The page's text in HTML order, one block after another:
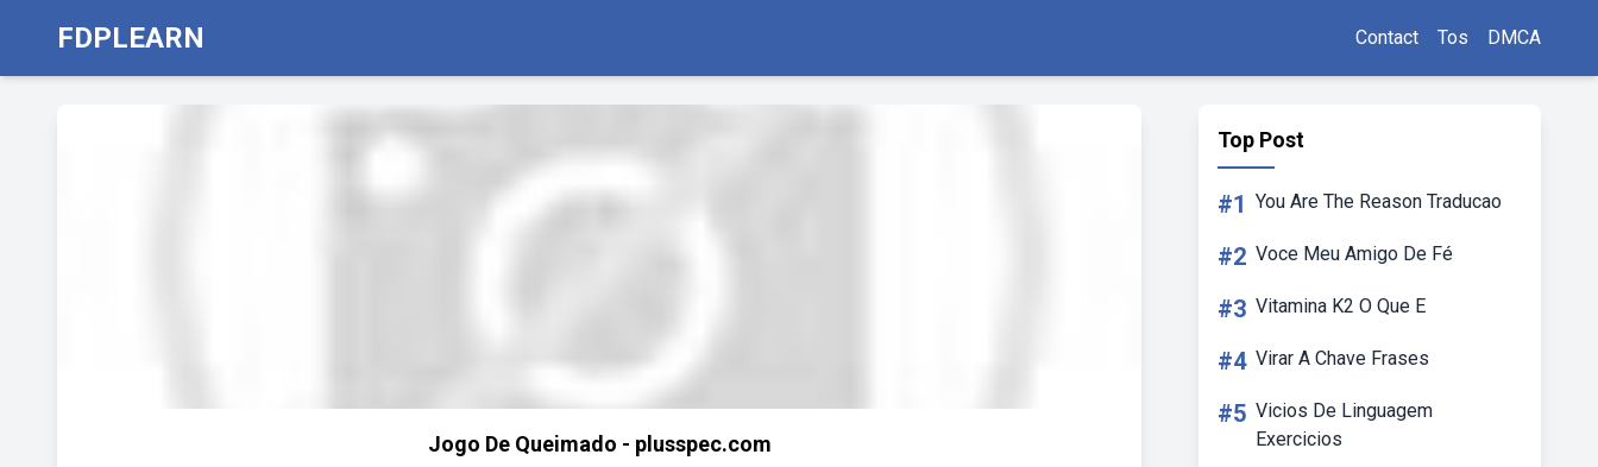
FDPLEARN Contact Tos DMCA
Jogo De Queimado - plusspec.com
Top Post
#1 You Are The Reason Traducao
#2 Voce Meu Amigo De Fé
#3 Vitamina K2 O Que E
#4 Virar A Chave Frases
#5 Vicios De Linguagem
Exercicios